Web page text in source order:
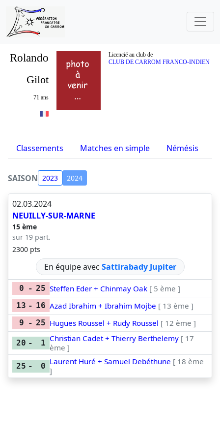
Rolando
Licencié au club de
CLUB DE CARROM FRANCO-INDIEN
Gilot
71 ans
Classements Matches en simple Némésis
SAISON 2023 2024
02.03.2024
NEUILLY-SUR-MARNE
15 ème
sur 19 part.
2300 pts
En équipe avec Sattirabady Jupiter
0 - 25 Steffen Eder + Chinmay Oak [ 5 ème ]
13 - 16 Azad Ibrahim + Ibrahim Mojbe [ 13 ème ]
9 - 25 Hugues Roussel + Rudy Roussel [ 12 ème ]
20 - 1 Christian Cadet + Thierry Berthelemy [ 17
ème ]
25 - 0 Laurent Huré + Samuel Debéthune [ 18 ème
]